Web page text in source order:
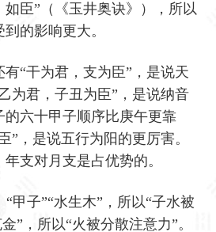
臣”（《玉井奥诀》），所以
的影响更大。
“干为君，支为臣”，是说天
为君，子丑为臣”，是说纳音
六十甲子顺序比庚午更靠
”，是说五行为阳的更厉害。
支对月支是占优势的。
“甲子”“水生木”，所以“子水被
”，所以“火被分散注意力”。